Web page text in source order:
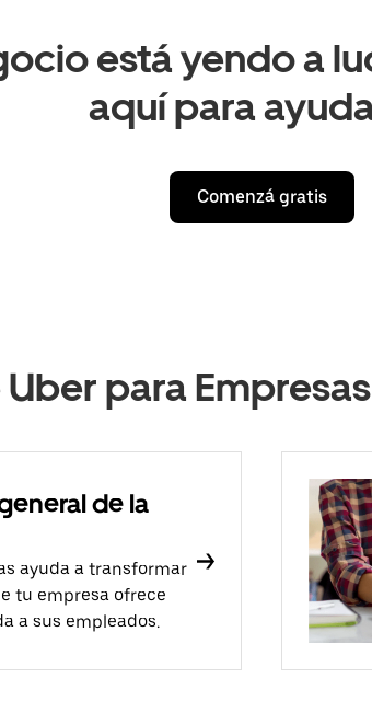
está yendo a
aquí para
Comenzá gratis
para Empresas
de la
ayuda a transformar
tu empresa ofrece
a sus empleados.